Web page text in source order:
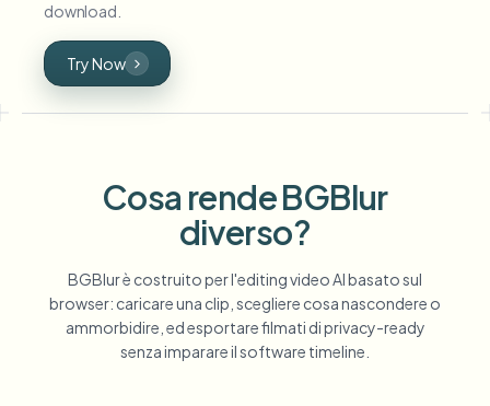
download.
Try Now
Cosa rende BGBlur
diverso?
BGBlur è costruito per l'editing video AI basato sul
browser: caricare una clip, scegliere cosa nascondere o
ammorbidire, ed esportare filmati di privacy-ready
senza imparare il software timeline.